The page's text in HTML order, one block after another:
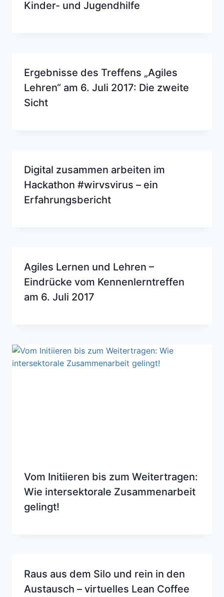
Kinder- und Jugendhilfe
Ergebnisse des Treffens „Agiles
Lehren“ am 6. Juli 2017: Die zweite
Sicht
Digital zusammen arbeiten im
Hackathon #wirvsvirus – ein
Erfahrungsbericht
Agiles Lernen und Lehren –
Eindrücke vom Kennenlerntreffen
am 6. Juli 2017
Vom Initiieren bis zum Weitertragen:
Wie intersektorale Zusammenarbeit
gelingt!
Raus aus dem Silo und rein in den
Austausch – virtuelles Lean Coffee